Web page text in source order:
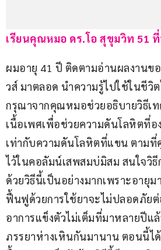
เรียนคุณหมอ ดร.โอ สุขุมวิท 51
ผมอายุ 41 ปี ติดตามอ่านผลงานข
วส์ มาตลอด นำความรู้ไปใช้ในชีวิ
กรุณาจากคุณหมอช่วยอธิบายวิธีเ
เนื้อเพศเพื่อช่วยความดันโลหิตที่
เท่ากับความดันโลหิตที่แขน ตามที่
ไว้ในคอลัมน์เสพสมบ่มิสม สนใจวิ
ด้วยวิธีนี้เป็นอย่างมากเพราะอายุม
ฟื้นฟูด้วยการใช้ยาจะไม่ปลอดภัย
อาการแข็งตัวไม่เต็มที่มาหลายปีแ
ภรรยาห่างเหินกันมานาน ตอนนี้ไ